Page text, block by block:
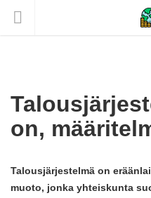
on,
Talousjärjestelmä on
muoto, jonka yhteiskunta